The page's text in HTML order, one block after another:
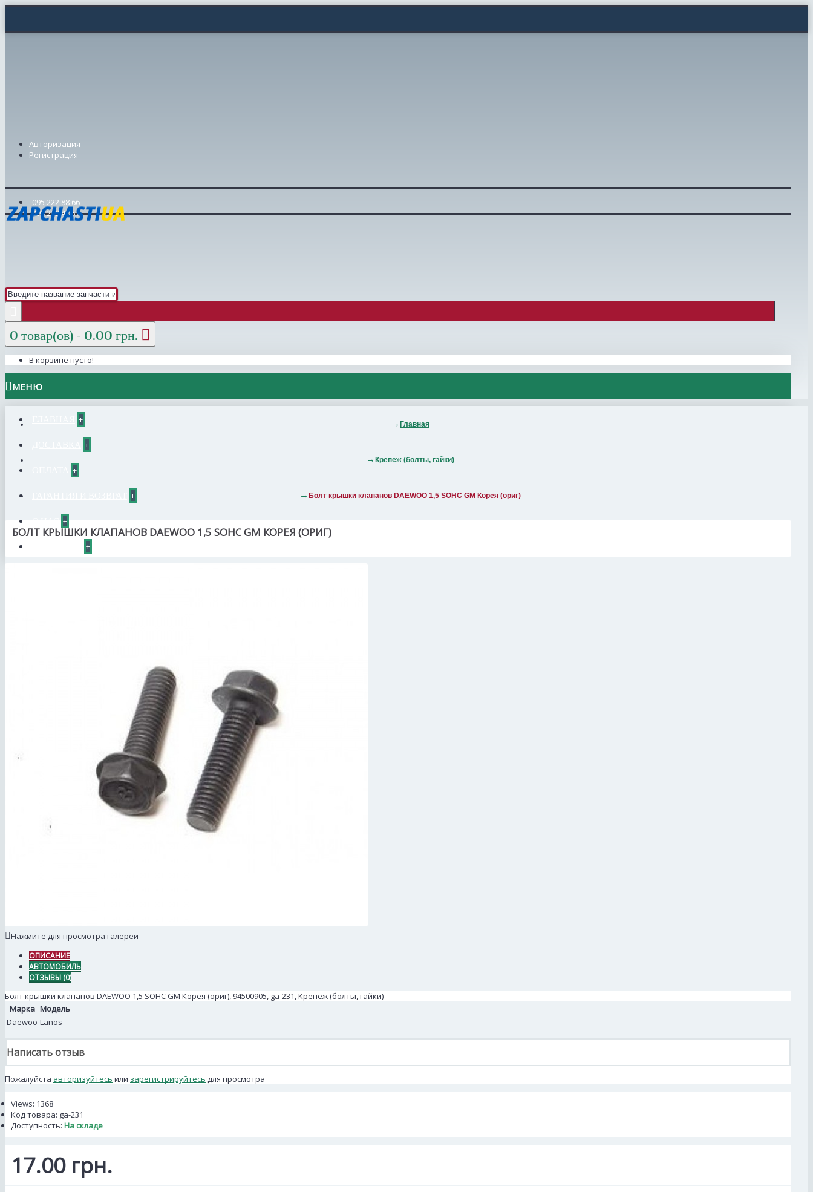
Авторизация
Регистрация
095 222 88 66
098 239 46 57
0 товар(ов) - 0.00 грн.
В корзине пусто!
МЕНЮ
+
+
+
+
+
+
Главная
Крепеж (болты, гайки)
Болт крышки клапанов DAEWOO 1,5 SOHC GM Корея (ориг)
БОЛТ КРЫШКИ КЛАПАНОВ DAEWOO 1,5 SOHC GM КОРЕЯ (ОРИГ)
Нажмите для просмотра галереи
ОПИСАНИЕ
АВТОМОБИЛЬ
ОТЗЫВЫ (0)
Болт крышки клапанов DAEWOO 1,5 SOHC GM Корея (ориг), 94500905, ga-231, Крепеж (болты, гайки)
Марка Модель
Daewoo Lanos
Написать отзыв
Пожалуйста авторизуйтесь или зарегистрируйтесь для просмотра
Views: 1368
Код товара: ga-231
Доступность: На складе
17.00 грн.